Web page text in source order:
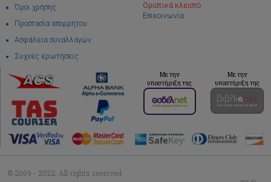
Όροι χρήσης
Προστασία απορρήτου
Ασφάλεια συναλλαγών
Συχνές ερωτήσεις
Οριστικά κλειστό
Επικοινωνία
Με την
υποστήριξη της
Με την
υποστήριξη της
© 2009 - 2022. All rights reserved